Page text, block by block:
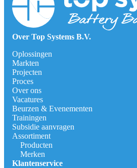
Over Top Systems B.V.
Oplossingen
Markten
Projecten
Proces
Over ons
Vacatures
Beurzen & Evenementen
Trainingen
Subsidie aanvragen
Assortiment
Producten
Merken
Klantenservice